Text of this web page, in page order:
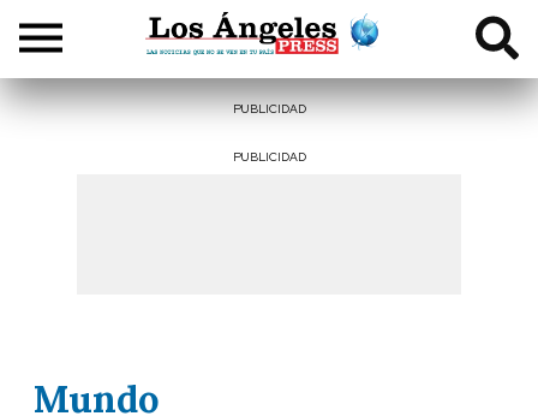
PUBLICIDAD
PUBLICIDAD
Mundo